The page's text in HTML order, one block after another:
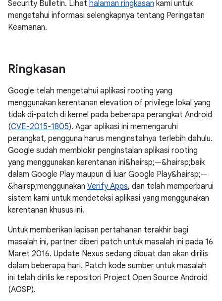
Security Bulletin. Lihat halaman ringkasan kami untuk
mengetahui informasi selengkapnya tentang Peringatan
Keamanan.
Ringkasan
Google telah mengetahui aplikasi rooting yang
menggunakan kerentanan elevation of privilege lokal yang
tidak di-patch di kernel pada beberapa perangkat Android
(CVE-2015-1805). Agar aplikasi ini memengaruhi
perangkat, pengguna harus menginstalnya terlebih dahulu.
Google sudah memblokir penginstalan aplikasi rooting
yang menggunakan kerentanan ini&hairsp;—&hairsp;baik
dalam Google Play maupun di luar Google Play&hairsp;—
&hairsp;menggunakan Verify Apps, dan telah memperbarui
sistem kami untuk mendeteksi aplikasi yang menggunakan
kerentanan khusus ini.
Untuk memberikan lapisan pertahanan terakhir bagi
masalah ini, partner diberi patch untuk masalah ini pada 16
Maret 2016. Update Nexus sedang dibuat dan akan dirilis
dalam beberapa hari. Patch kode sumber untuk masalah
ini telah dirilis ke repositori Project Open Source Android
(AOSP).